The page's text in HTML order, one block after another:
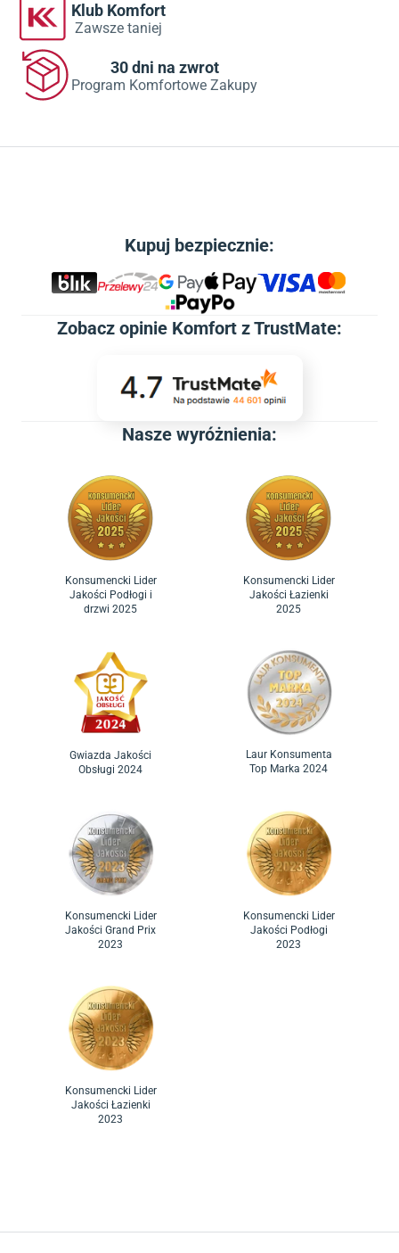
Klub Komfort
Zawsze taniej
30 dni na zwrot
Program Komfortowe Zakupy
Kupuj bezpiecznie:
Zobacz opinie Komfort z TrustMate:
Nasze wyróżnienia:
Konsumencki Lider
Jakości Podłogi i
drzwi 2025
Konsumencki Lider
Jakości Łazienki
2025
Gwiazda Jakości
Obsługi 2024
Laur Konsumenta
Top Marka 2024
Konsumencki Lider
Jakości Grand Prix
2023
Konsumencki Lider
Jakości Podłogi
2023
Konsumencki Lider
Jakości Łazienki
2023